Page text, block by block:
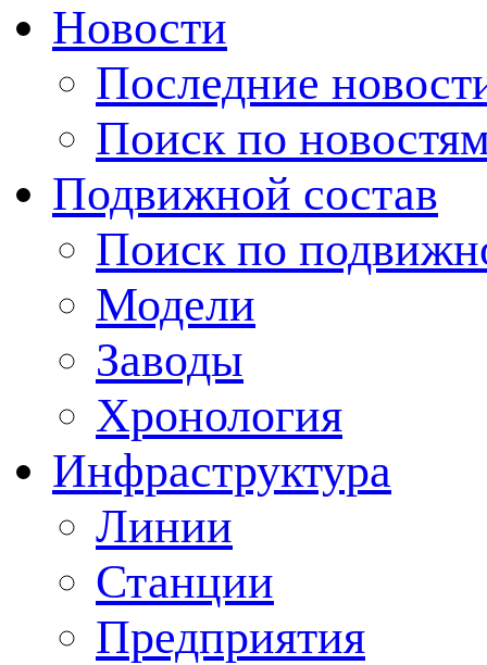
Новости
Последние
Поиск по
Подвижной состав
Поиск по
Модели
Заводы
Хронология
Инфраструктура
Линии
Станции
Предприятия